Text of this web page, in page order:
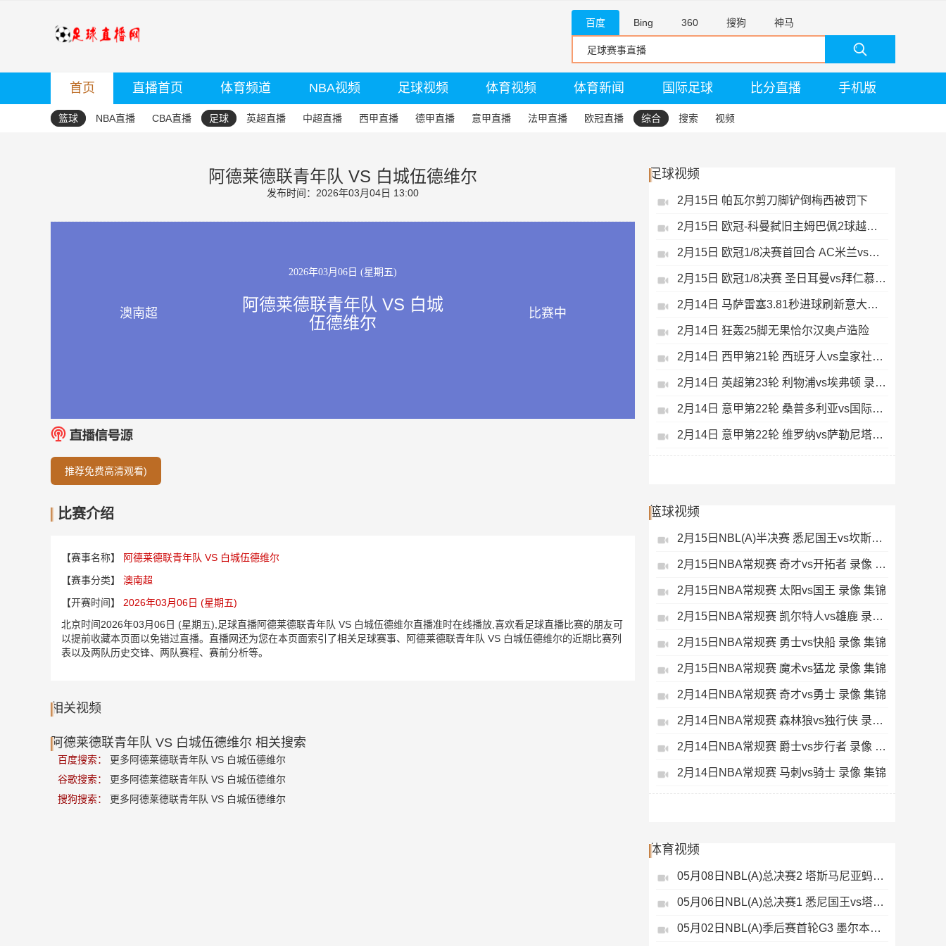
百度 Bing 360 搜狗 神马
首页 直播首页 体育频道 NBA视频 足球视频 体育视频 体育新闻 国际足球 比分直播 手机版
篮球 NBA直播 CBA直播 足球 英超直播 中超直播 西甲直播 德甲直播 意甲直播 法甲直播 欧冠直播 综合 搜索 视频
阿德莱德联青年队 VS 白城伍德维尔
发布时间：2026年03月04日 13:00
2026年03月06日 (星期五)
澳南超
阿德莱德联青年队 VS 白城
伍德维尔
比赛中
推荐免费高清观看)
比赛介绍
【赛事名称】
阿德莱德联青年队 VS 白城伍德维尔
【赛事分类】
澳南超
【开赛时间】
2026年03月06日 (星期五)
北京时间2026年03月06日 (星期五),足球直播阿德莱德联青年队 VS 白城伍德维尔直播准时在线播放,喜欢看足球直播比赛的朋友可
以提前收藏本页面以免错过直播。直播网还为您在本页面索引了相关足球赛事、阿德莱德联青年队 VS 白城伍德维尔的近期比赛列
表以及两队历史交锋、两队赛程、赛前分析等。
相关视频
阿德莱德联青年队 VS 白城伍德维尔 相关搜索
百度搜索：
更多阿德莱德联青年队 VS 白城伍德维尔
谷歌搜索：
更多阿德莱德联青年队 VS 白城伍德维尔
搜狗搜索：
更多阿德莱德联青年队 VS 白城伍德维尔
足球视频
2月15日 帕瓦尔剪刀脚铲倒梅西被罚下
2月15日 欧冠-科曼弑旧主姆巴佩2球越位无效
2月15日 欧冠1/8决赛首回合 AC米兰vs热刺 录像 集锦
2月15日 欧冠1/8决赛 圣日耳曼vs拜仁慕尼黑 录像 集锦
2月14日 马萨雷塞3.81秒进球刷新意大利历史
2月14日 狂轰25脚无果恰尔汉奥卢造险
2月14日 西甲第21轮 西班牙人vs皇家社会 录像 集锦
2月14日 英超第23轮 利物浦vs埃弗顿 录像 集锦
2月14日 意甲第22轮 桑普多利亚vs国际米兰 录像 集锦
2月14日 意甲第22轮 维罗纳vs萨勒尼塔纳 录像 集锦
篮球视频
2月15日NBL(A)半决赛 悉尼国王vs坎斯大班 录像 集锦
2月15日NBA常规赛 奇才vs开拓者 录像 集锦
2月15日NBA常规赛 太阳vs国王 录像 集锦
2月15日NBA常规赛 凯尔特人vs雄鹿 录像 集锦
2月15日NBA常规赛 勇士vs快船 录像 集锦
2月15日NBA常规赛 魔术vs猛龙 录像 集锦
2月14日NBA常规赛 奇才vs勇士 录像 集锦
2月14日NBA常规赛 森林狼vs独行侠 录像 集锦
2月14日NBA常规赛 爵士vs步行者 录像 集锦
2月14日NBA常规赛 马刺vs骑士 录像 集锦
体育视频
05月08日NBL(A)总决赛2 塔斯马尼亚蚂蚁vs悉尼国王 录像
05月06日NBL(A)总决赛1 悉尼国王vs塔斯马尼亚蚂蚁 全场录像
05月02日NBL(A)季后赛首轮G3 墨尔本联 - 塔斯马尼亚蚂蚁 录像集锦